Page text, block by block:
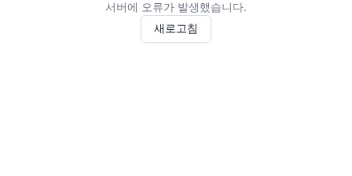
서버에 오류가 발생했습니다.
새로고침